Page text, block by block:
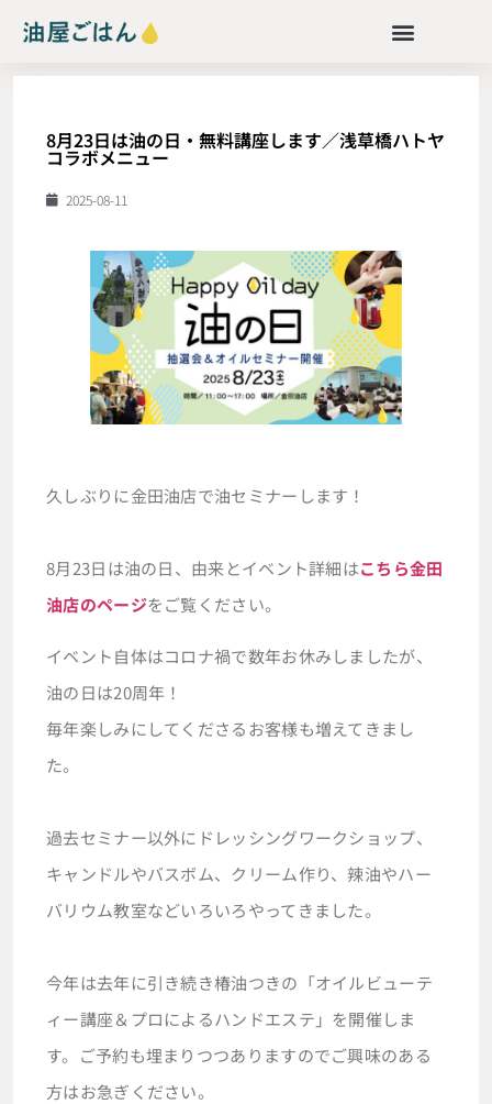
8月23日は油の日・無料講座します／浅草橋ハトヤ
コラボメニュー
2025-08-11
久しぶりに金田油店で油セミナーします！
8月23日は油の日、由来とイベント詳細はこちら金田
油店のページをご覧ください。
イベント自体はコロナ禍で数年お休みしましたが、
油の日は20周年！
毎年楽しみにしてくださるお客様も増えてきまし
た。
過去セミナー以外にドレッシングワークショップ、
キャンドルやバスボム、クリーム作り、辣油やハー
バリウム教室などいろいろやってきました。
今年は去年に引き続き椿油つきの「オイルビューテ
ィー講座＆プロによるハンドエステ」を開催しま
す。ご予約も埋まりつつありますのでご興味のある
方はお急ぎください。